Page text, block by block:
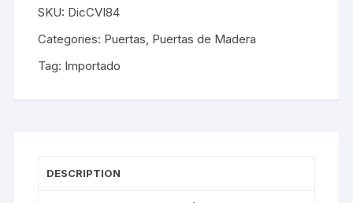
SKU: DicCVI84
Categories: Puertas Puertas de Madera
Tag: Importado
DESCRIPTION